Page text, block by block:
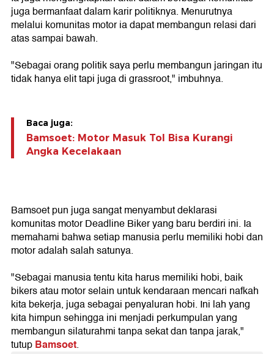
juga bermanfaat dalam karir politiknya. Menurutnya
melalui komunitas motor ia dapat membangun relasi dari
atas sampai bawah.
"Sebagai orang politik saya perlu membangun jaringan itu
tidak hanya elit tapi juga di grassroot," imbuhnya.
Baca juga:
Bamsoet: Motor Masuk Tol Bisa Kurangi
Angka Kecelakaan
Bamsoet pun juga sangat menyambut deklarasi
komunitas motor Deadline Biker yang baru berdiri ini. Ia
memahami bahwa setiap manusia perlu memiliki hobi dan
motor adalah salah satunya.
"Sebagai manusia tentu kita harus memiliki hobi, baik
bikers atau motor selain untuk kendaraan mencari nafkah
kita bekerja, juga sebagai penyaluran hobi. Ini lah yang
kita himpun sehingga ini menjadi perkumpulan yang
membangun silaturahmi tanpa sekat dan tanpa jarak,"
tutupBamsoet.